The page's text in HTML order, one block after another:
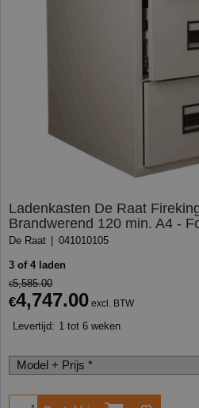
Ladenkasten De Raat
Brandwerend 120 min. A4 -
De Raat 041010105
3 of 4 laden
€5,585.00
€4,747.00 excl. BTW
Levertijd: 1 tot 6 weken